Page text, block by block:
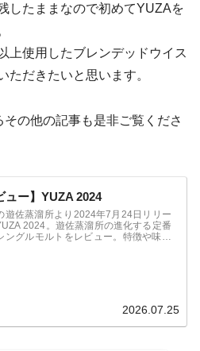
したままなので初めてYUZAを
上使用したブレンデッドウイス
ただきたいと思います。
の他の記事も是非ご覧くださ
ュー】YUZA 2024
遊佐蒸溜所より2024年7月24日リリー
2024。遊佐蒸溜所の進化する定番
ングルモルトをレビュー。特徴や味わ
2026.07.25